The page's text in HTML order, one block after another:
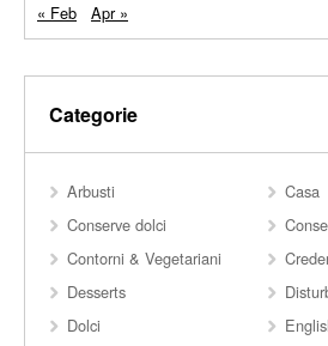
« Feb
Apr »
Categorie
Arbusti
Casa
Conserve dolci
Contorni & Vegetariani
Desserts
Dolci